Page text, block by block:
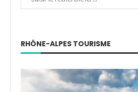
RHÔNE-ALPES TOURISME